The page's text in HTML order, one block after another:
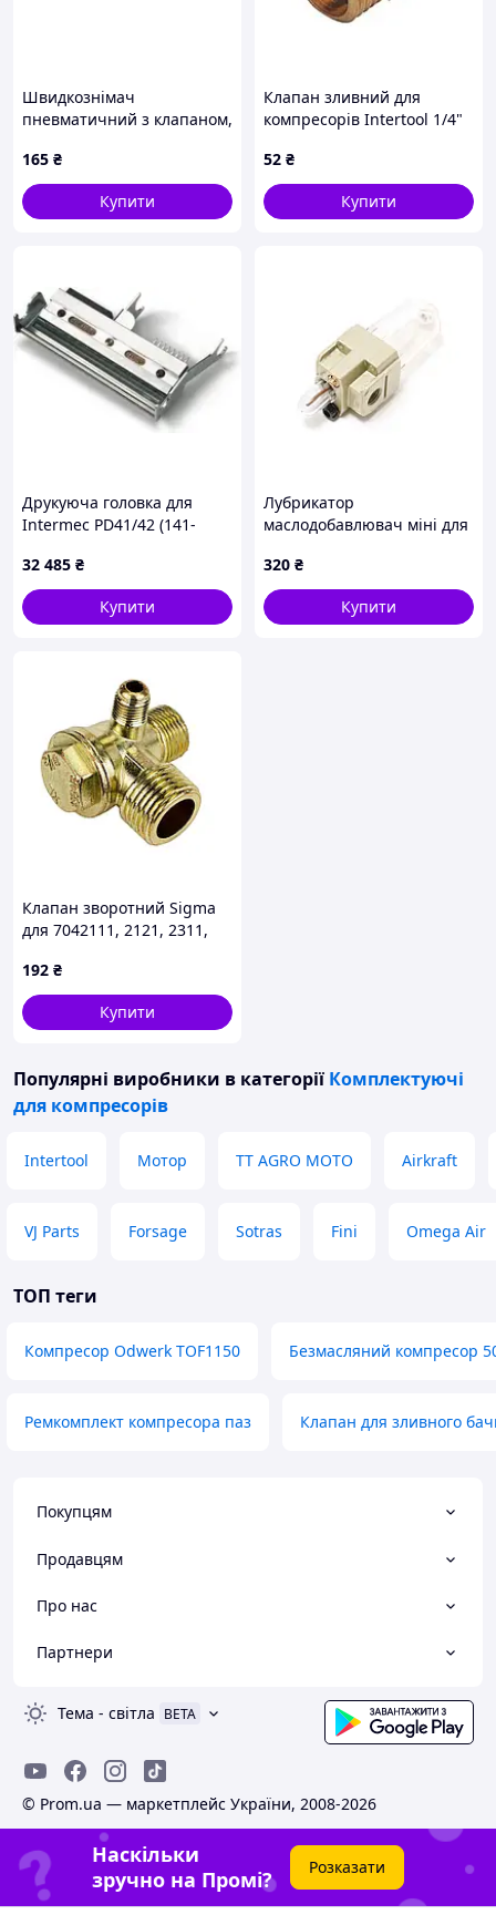
Швидкознімач
пневматичний з клапаном,
(ONE TOUCH) Forsage F-
SE6-2SF
165 ₴
Купити
Клапан зливний для
компресорів Intertool 1/4"
52 ₴
Купити
Друкуюча головка для
Intermec PD41/42 (141-
32 485 ₴
Купити
Лубрикатор
маслодобавлювач міні для
(пропускна здатність
1750л/хв) Forsage F-AL2000-
02
320 ₴
Купити
Клапан зворотний Sigma
для 7042111, 2121, 2311,
192 ₴
Купити
Популярні виробники в категорії Комплектуючі
для компресорів
Intertool Мотор TT AGRO MOTO Airkraft
VJ Parts Forsage Sotras Fini Omega Air
ТОП теги
Компресор Odwerk TOF1150 Безмасляний компресор
Ремкомплект компресора паз Клапан для зливного
Покупцям
Продавцям
Про нас
Партнери
Тема - світла BETA
© Prom.ua — маркетплейс України, 2008-2026
Наскільки
зручно на Промі?
Розказати